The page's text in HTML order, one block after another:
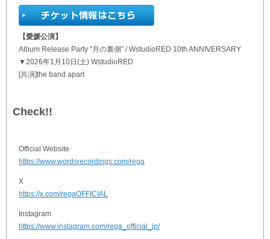
【愛媛公演】
Album Release Party "月の裏側” / WstudioRED 10th ANNIVERSARY
▼2026年1月10日(土) WstudioRED
[共演]the band apart
Check!!
Official Website
https://www.wordsrecordings.com/rega
X
https://x.com/regaOFFICIAL
Instagram
https://www.instagram.com/rega_official_jp/